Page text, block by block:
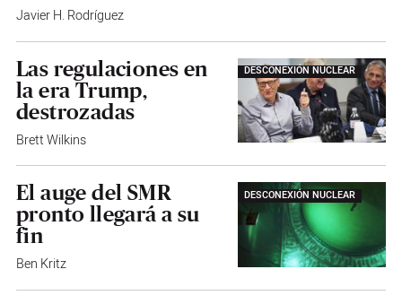
Javier H. Rodríguez
DESCONEXIÓN NUCLEAR
Las regulaciones en
la era Trump,
destrozadas
Brett Wilkins
DESCONEXIÓN NUCLEAR
El auge del SMR
pronto llegará a su
fin
Ben Kritz